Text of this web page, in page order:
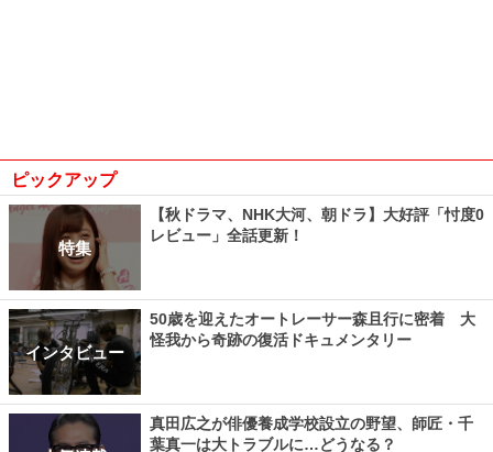
ピックアップ
特集
【秋ドラマ、NHK大河、朝ドラ】大好評「忖度0
レビュー」全話更新！
インタビュー
50歳を迎えたオートレーサー森且行に密着 大
怪我から奇跡の復活ドキュメンタリー
真田広之が俳優養成学校設立の野望、師匠・千
葉真一は大トラブルに…どうなる？